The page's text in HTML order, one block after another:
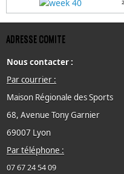
ADRESSE COMITE
Nous contacter :
Par courrier :
Maison Régionale des Sports
68, Avenue Tony Garnier
69007 Lyon
Par téléphone :
07 67 24 54 09